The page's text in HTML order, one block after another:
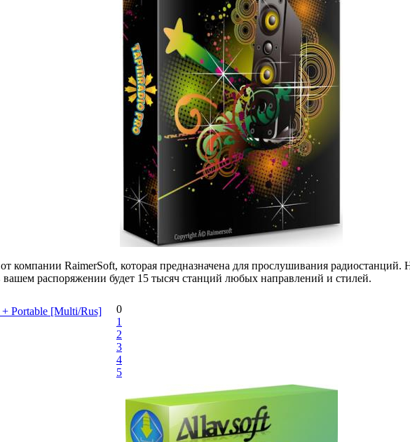
компании RaimerSoft, которая предназначена для прослушивания
распоряжении будет 15 тысяч станций любых направлений и стилей.
Portable [Multi/Rus]
0
1
2
3
4
5